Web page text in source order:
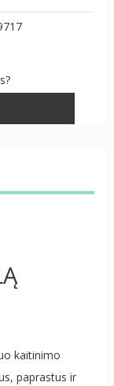
kaitinimo
paprastus ir